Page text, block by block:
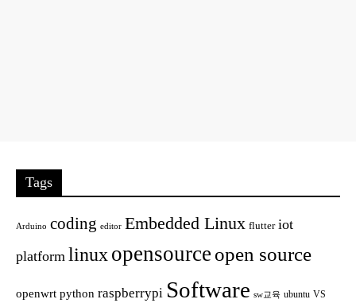
Tags
Arduino coding editor Embedded Linux flutter iot
platform linux opensource open source
openwrt python raspberrypi Software sw교육 ubuntu VS